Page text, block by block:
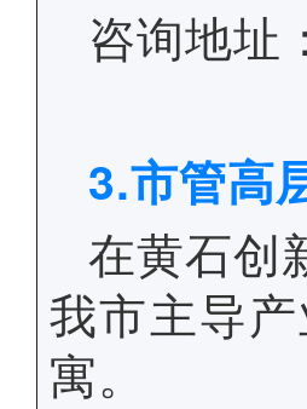
咨询地址
3.市管高
在黄石创
我市主导
寓。